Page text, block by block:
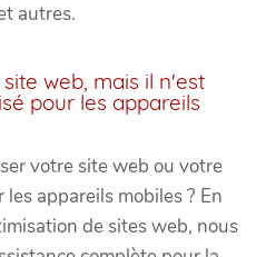
autres.
web, mais il n'est
pour les appareils
votre site web ou votre
appareils mobiles ? En
de sites web, nous